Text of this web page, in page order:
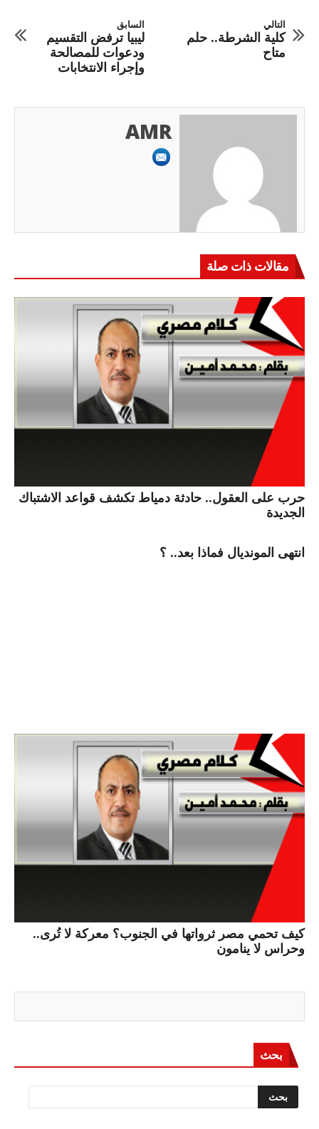
السابق
ليبيا ترفض التقسيم
ودعوات للمصالحة
وإجراء الانتخابات
التالي
كلية الشرطة.. حلم
متاح
AMR
مقالات ذات صلة
حرب على العقول.. حادثة دمياط تكشف قواعد الاشتباك
الجديدة
انتهى المونديال فماذا بعد.. ؟
كيف تحمي مصر ثرواتها في الجنوب؟ معركة لا تُرى..
وحراس لا ينامون
بحث